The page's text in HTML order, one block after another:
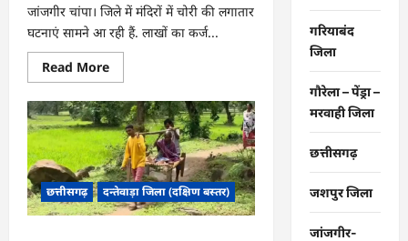
…
जांजगीर चांपा। जिले में मंदिरों में चोरी की लगातार
घटनाएं सामने आ रही हैं. लाखों का कर्ज...
Read MoreRead
more
CG
:
दो
भाई
लगातार
मंदिरों
में
कर
रहे
थे
छत्तीसगढ़ दन्तेवाड़ा जिला (दक्षिण बस्तर)
गरियाबंद
जिला
गौरेला – पेंड्रा –
मरवाही जिला
छत्तीसगढ़
जशपुर जिला
जांजगीर-